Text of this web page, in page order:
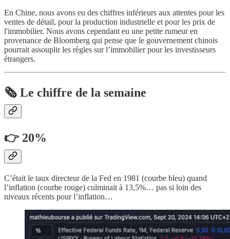
En Chine, nous avons eu des chiffres inférieurs aux attentes pour les
ventes de détail, pour la production industrielle et pour les prix de
l'immobilier. Nous avons cependant eu une petite rumeur en
provenance de Bloomberg qui pense que le gouvernement chinois
pourrait assouplir les règles sur l’immobilier pour les investisseurs
étrangers.
🗞️ Le chiffre de la semaine
👉 20%
C’était le taux directeur de la Fed en 1981 (courbe bleu) quand
l’inflation (courbe rouge) culminait à 13,5%… pas si loin des
niveaux récents pour l’inflation…